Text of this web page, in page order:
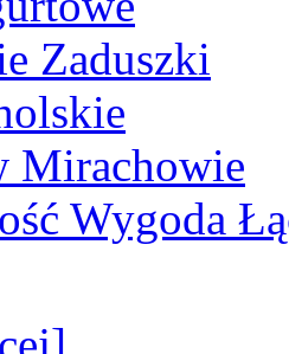
Zaduszki
Mirachowie
Wygoda